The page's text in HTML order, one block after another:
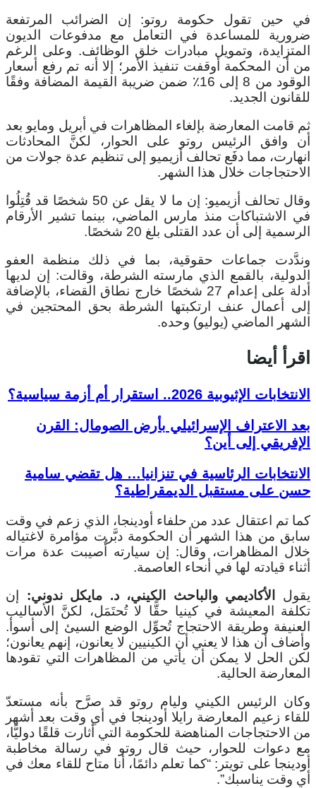
في حين تقول حكومة روتو: إن الضرائب المرتفعة
ضرورية للمساعدة في التعامل مع مدفوعات الديون
المتزايدة، وتمويل مبادرات خلق الوظائف. وعلى الرغم
من أن المحكمة أوقفت تنفيذ الأمر؛ إلا أنه تم رفع أسعار
الوقود من 8 إلى 16٪ ضمن ضريبة القيمة المضافة وفقًا
للقانون الجديد.
ثم قامت المعارضة بإلغاء المظاهرات في أبريل ومايو بعد
أن وافق الرئيس روتو على الحوار، لكنَّ المحادثات
انهارت، مما دفَع تحالف أزيميو إلى تنظيم عدة جولات من
الاحتجاجات خلال هذا الشهر.
وقال تحالف أزيميو: إن ما لا يقل عن 50 شخصًا قد قُتِلُوا
في الاشتباكات منذ مارس الماضي، بينما تشير الأرقام
الرسمية إلى أن عدد القتلى بلغ 20 شخصًا.
وندَّدت جماعات حقوقية، بما في ذلك منظمة العفو
الدولية، بالقمع الذي مارسته الشرطة، وقالت: إن لديها
أدلة على إعدام 27 شخصًا خارج نطاق القضاء، بالإضافة
إلى أعمال عنف ارتكبتها الشرطة بحق المحتجين في
الشهر الماضي (يوليو) وحده.
اقرأ أيضا
الانتخابات الإثيوبية 2026.. استقرار أم أزمة سياسية؟
بعد الاعتراف الإسرائيلي بأرض الصومال: القرن
الإفريقي إلى أين؟
الانتخابات الرئاسية في تنزانيا… هل تقضي سامية
حسن على مستقبل الديمقراطية؟
كما تم اعتقال عدد من حلفاء أودينجا، الذي زعم في وقت
سابق من هذا الشهر أن الحكومة دبَّرت مؤامرة لاغتياله
خلال المظاهرات، وقال: إن سيارته أُصيبت عدة مرات
أثناء قيادته لها في أنحاء العاصمة.
يقول
الأكاديمي والباحث الكيني، د. مايكل ندوني:إن
تكلفة المعيشة في كينيا حقًّا لا تُحتَمَل، لكنَّ الأساليب
العنيفة وطريقة الاحتجاج تُحوِّل الوضع السيئ إلى أسوأ.
وأضاف أن هذا لا يعني أن الكينيين لا يعانون، إنهم يعانون؛
لكن الحل لا يمكن أن يأتي من المظاهرات التي تقودها
المعارضة الحالية.
وكان الرئيس الكيني وليام روتو قد صرَّح بأنه مستعدّ
للقاء زعيم المعارضة رايلا أودينجا في أي وقت بعد أشهر
من الاحتجاجات المناهضة للحكومة التي أثارت قلقًا دوليًّا،
مع دعوات للحوار، حيث قال روتو في رسالة مخاطبة
أودينجا على تويتر: “كما تعلم دائمًا، أنا متاح للقاء معك في
أي وقت يناسبك”.